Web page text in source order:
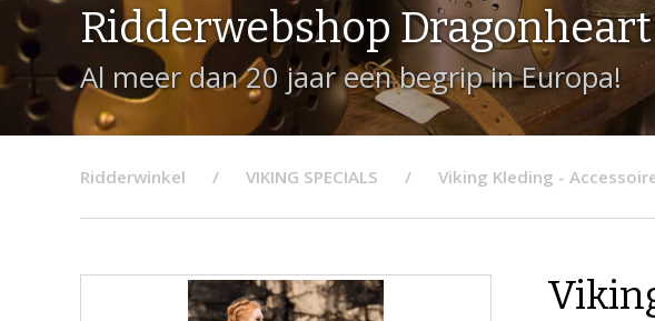
Ridderwebshop Dragonheart
Al meer dan 20 jaar een begrip in Europa!
Ridderwinkel VIKING SPECIALS Viking Kleding -